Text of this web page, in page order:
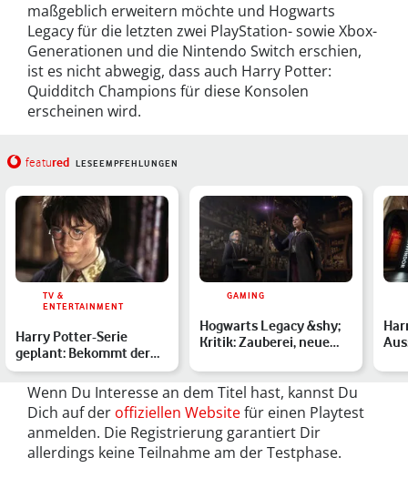
maßgeblich erweitern möchte und Hogwarts
Legacy für die letzten zwei PlayStation- sowie Xbox-
Generationen und die Nintendo Switch erschien,
ist es nicht abwegig, dass auch Harry Potter:
Quidditch Champions für diese Konsolen
erscheinen wird.
featured LESEEMPFEHLUNGEN
TV &
ENTERTAINMENT
Harry Potter-Serie
geplant: Bekommt der
Zauberlehrling bald eine
GAMING
Hogwarts Legacy &shy;
Kritik: Zauberei, neue
Wenn Du Interesse an dem Titel hast, kannst Du
Dich auf der offiziellen Websitefür einen Playtest
anmelden. Die Registrierung garantiert Dir
allerdings keine Teilnahme am der Testphase.